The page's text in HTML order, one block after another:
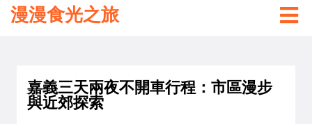
漫漫食光之旅
嘉義三天兩夜不開車行程：市區漫步
與近郊探索